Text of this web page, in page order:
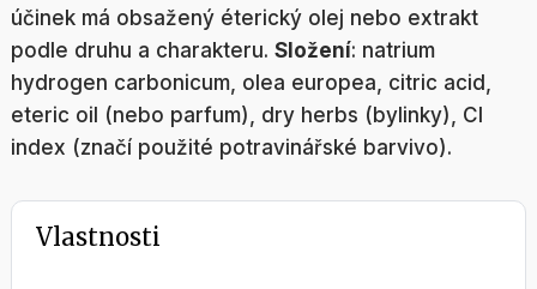
účinek má obsažený éterický olej nebo extrakt
podle druhu a charakteru. Složení: natrium
hydrogen carbonicum, olea europea, citric acid,
eteric oil (nebo parfum), dry herbs (bylinky), CI
index (značí použité potravinářské barvivo).
Vlastnosti